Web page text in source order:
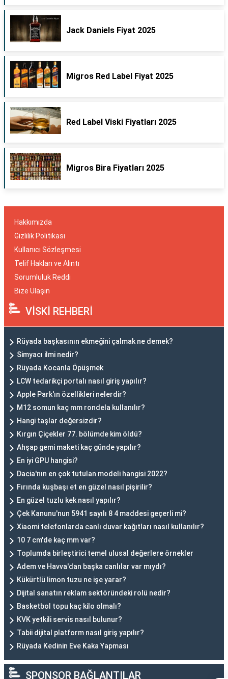
Jack Daniels Fiyat 2025
Migros Red Label Fiyat 2025
Red Label Viski Fiyatları 2025
Migros Bira Fiyatları 2025
Hakkımızda
Gizlilik Politikası
Kullanıcı Sözleşmesi
Telif Hakları ve Alıntı
Sorumluluk Reddi
Bize Ulaşın
VİSKİ REHBERİ
Rüyada başkasının ekmeğini çalmak ne demek?
Simyacı ilmi nedir?
Rüyada Kocanla Öpüşmek
LCW tedarikçi portalı nasıl giriş yapılır?
Apple Park'ın özellikleri nelerdir?
M12 somun kaç mm rondela kullanılır?
Hangi taşlar değersizdir?
Kırgın Çiçekler 77. bölümde kim öldü?
Ahşap gemi maketi kaç günde yapılır?
En iyi GPU hangisi?
Dacia'nın en çok tutulan modeli hangisi 2022?
Fırında kuşbaşı et en güzel nasıl pişirilir?
En güzel tuzlu kek nasıl yapılır?
Çek Kanunu'nun 5941 sayılı 8 4 maddesi geçerli mi?
Xiaomi telefonlarda canlı duvar kağıtları nasıl kullanılır?
10 7 cm'de kaç mm var?
Toplumda birleştirici temel ulusal değerlere örnekler
Adem ve Havva'dan başka canlılar var mıydı?
Kükürtlü limon tuzu ne işe yarar?
Dijital sanatın reklam sektöründeki rolü nedir?
Basketbol topu kaç kilo olmalı?
KVK yetkili servis nasıl bulunur?
Tabii dijital platform nasıl giriş yapılır?
Rüyada Kedinin Eve Kaka Yapması
SPONSOR BAĞLANTILAR